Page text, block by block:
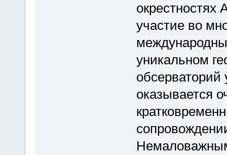
окрестностях
участие во
уникальном
обсерваторий
оказывается